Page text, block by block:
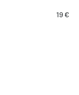
19 €